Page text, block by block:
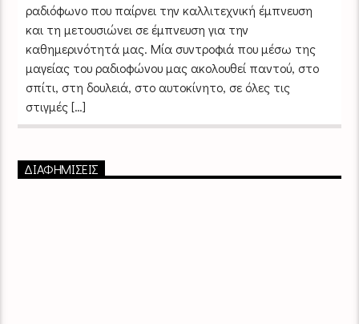
ραδιόφωνο που παίρνει την καλλιτεχνική έμπνευση
και τη μετουσιώνει σε έμπνευση για την
καθημερινότητά μας. Μία συντροφιά που μέσω της
μαγείας του ραδιοφώνου μας ακολουθεί παντού, στο
σπίτι, στη δουλειά, στο αυτοκίνητο, σε όλες τις
στιγμές […]
ΔΙΑΦΗΜΙΣΕΙΣ